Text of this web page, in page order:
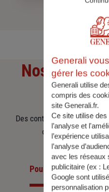
Nos offres
Des contrats clairs et
d’aujourd’hui et
Pour les particuliers
Generali
gérer les
Generali utilise
compris des
site Generali.fr.
Ce site utilise
l’analyse et
l’expérience
l’analyse
avec les réseaux
publicitaire (ex :
Google sont
personnalisation